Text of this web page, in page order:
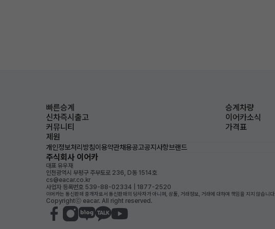
빠른승계
승계차량
신차즉시출고
이어카소식
커뮤니티
가격표
제원
개인정보처리방침이용약관채용공고공지사항브랜드
주식회사 이어카
대표 유우재
인천광역시 부평구 주부토로 236, D동 1514호
cs@eacar.co.kr
사업자 등록번호 539-88-02334 | 1877-2520
이어카는 통신판매 중개자로서 통신판매의 당사자가 아니며, 상품, 거래정보, 거래에 대하여 책임을 지지 않습니다.
Copyrightⓒ eacar. All right reserved.